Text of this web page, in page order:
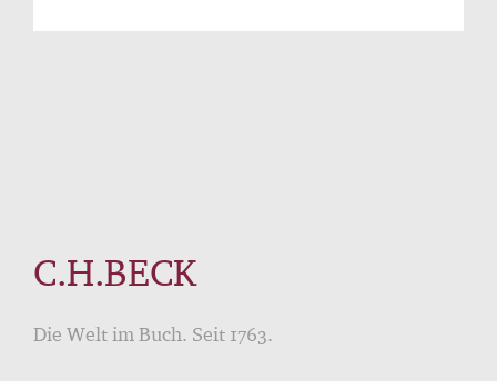
C.H.BECK
Die Welt im Buch. Seit 1763.